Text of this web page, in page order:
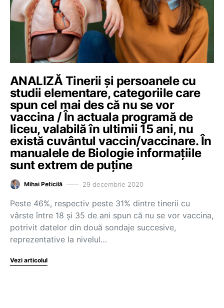
ANALIZĂ Tinerii și persoanele cu
studii elementare, categoriile care
spun cel mai des că nu se vor
vaccina / În actuala programă de
liceu, valabilă în ultimii 15 ani, nu
există cuvântul vaccin/vaccinare. În
manualele de Biologie informațiile
sunt extrem de puține
Mihai Peticilă 29 decembrie 2020
Peste 46%, respectiv peste 31% dintre tinerii cu
vârste între 18 și 35 de ani spun că nu se vor vaccina,
potrivit datelor din două sondaje succesive,
reprezentative la nivelul…
Vezi articolul